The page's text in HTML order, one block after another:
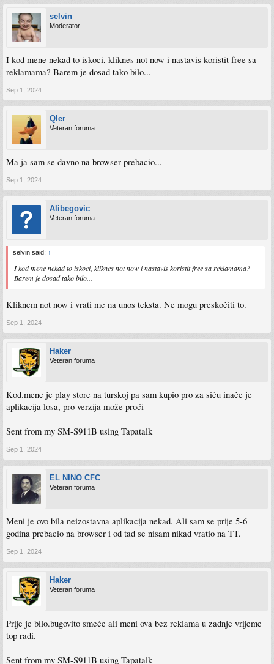
selvin
Moderator
I kod mene nekad to iskoci, kliknes not now i nastavis koristit free sa
reklamama? Barem je dosad tako bilo...
Sep 1, 2024
Qler
Veteran foruma
Ma ja sam se davno na browser prebacio...
Sep 1, 2024
Alibegovic
Veteran foruma
selvin said: ↑
I kod mene nekad to iskoci, kliknes not now i nastavis koristit free sa reklamama?
Barem je dosad tako bilo...
Kliknem not now i vrati me na unos teksta. Ne mogu preskočiti to.
Sep 1, 2024
Haker
Veteran foruma
Kod.mene je play store na turskoj pa sam kupio pro za siću inače je
aplikacija losa, pro verzija može proći
Sent from my SM-S911B using Tapatalk
Sep 1, 2024
EL NINO CFC
Veteran foruma
Meni je ovo bila neizostavna aplikacija nekad. Ali sam se prije 5-6
godina prebacio na browser i od tad se nisam nikad vratio na TT.
Sep 1, 2024
Haker
Veteran foruma
Prije je bilo.bugovito smeće ali meni ova bez reklama u zadnje vrijeme
top radi.
Sent from my SM-S911B using Tapatalk